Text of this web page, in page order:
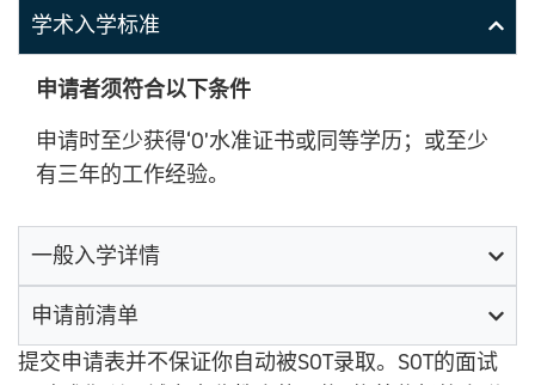
学术入学标准
申请者须符合以下条件
申请时至少获得‘O’水准证书或同等学历；或至少
有三年的工作经验。
一般入学详情
申请前清单
提交申请表并不保证你自动被SOT录取。SOT的面试